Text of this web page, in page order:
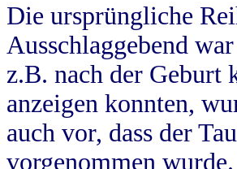
Die ursprüngliche
Ausschlaggebend
z.B. nach der Geburt
anzeigen konnten,
auch vor, dass der
vorgenommen